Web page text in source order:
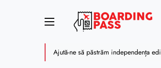
Ajută-ne să păstrăm independența